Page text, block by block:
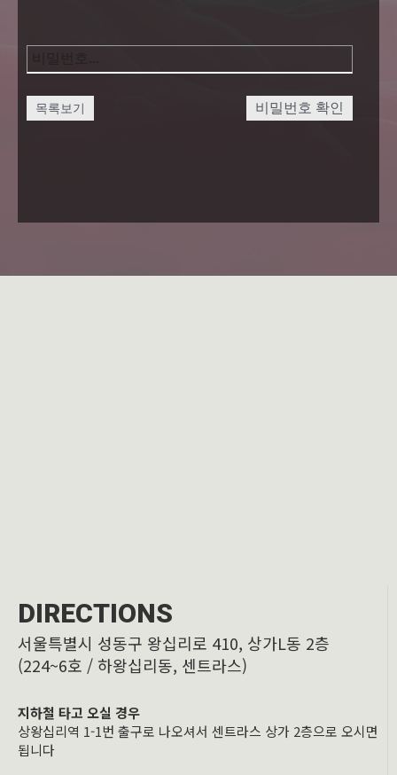
목록보기 비밀번호 확인
DIRECTIONS
서울특별시 성동구 왕십리로 410, 상가L동 2층
(224~6호 / 하왕십리동, 센트라스)
지하철 타고 오실 경우
상왕십리역 1-1번 출구로 나오셔서 센트라스 상가 2층으로 오시면
됩니다